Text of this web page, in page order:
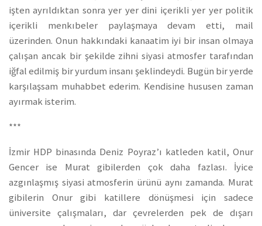
işten ayrıldıktan sonra yer yer dini içerikli yer yer politik
içerikli menkıbeler paylaşmaya devam etti, mail
üzerinden. Onun hakkındaki kanaatim iyi bir insan olmaya
çalışan ancak bir şekilde zihni siyasi atmosfer tarafından
iğfal edilmiş bir yurdum insanı şeklindeydi. Bugün bir yerde
karşılaşsam muhabbet ederim. Kendisine hususen zaman
ayırmak isterim.
***
İzmir HDP binasında Deniz Poyraz’ı katleden katil, Onur
Gencer ise Murat gibilerden çok daha fazlası. İyice
azgınlaşmış siyasi atmosferin ürünü aynı zamanda. Murat
gibilerin Onur gibi katillere dönüşmesi için sadece
üniversite çalışmaları, dar çevrelerden pek de dışarı